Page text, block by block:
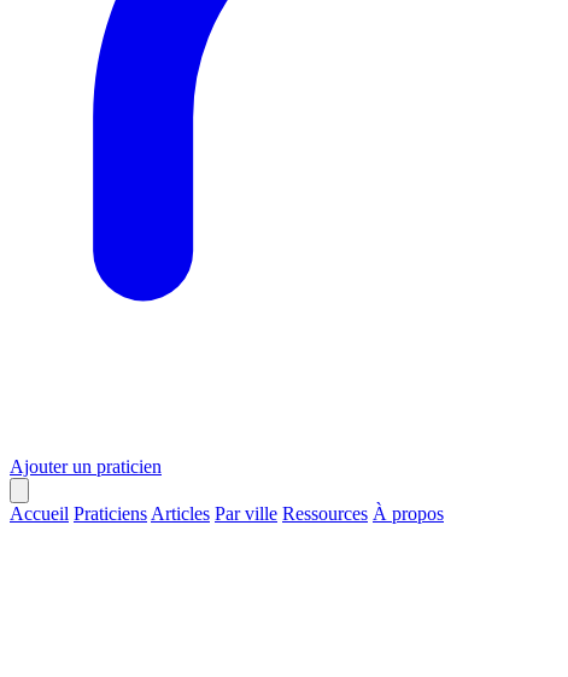
Ajouter un praticien
Accueil Praticiens Articles Par ville Ressources À propos